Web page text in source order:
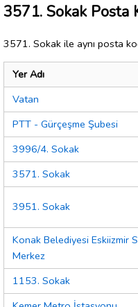
3571. Sokak Posta
3571. Sokak ile aynı posta
Yer Adı
Vatan
PTT - Gürçeşme Şubesi
3996/4. Sokak
3571. Sokak
3951. Sokak
Konak Belediyesi Eskiizmir
Merkez
1153. Sokak